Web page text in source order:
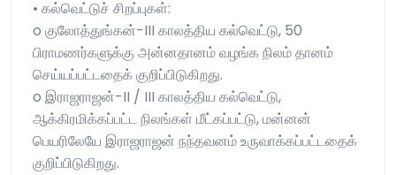
• கல்வெட்டுச் சிறப்புகள்:
o குலோத்துங்கன்-III காலத்திய கல்வெட்டு, 50
பிராமணர்களுக்கு அன்னதானம் வழங்க நிலம் தானம்
செய்யப்பட்டதைக் குறிப்பிடுகிறது.
o இராஜராஜன்-II / III காலத்திய கல்வெட்டு,
ஆக்கிரமிக்கப்பட்ட நிலங்கள் மீட்கப்பட்டு, மன்னன்
பெயரிலேயே இராஜராஜன் நந்தவனம் உருவாக்கப்பட்டதைக்
குறிப்பிடுகிறது.